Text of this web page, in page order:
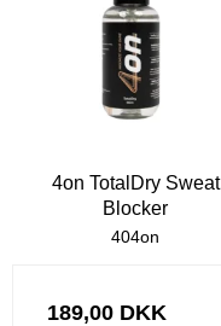
4on TotalDry Sweat
Blocker
404on
189,00 DKK